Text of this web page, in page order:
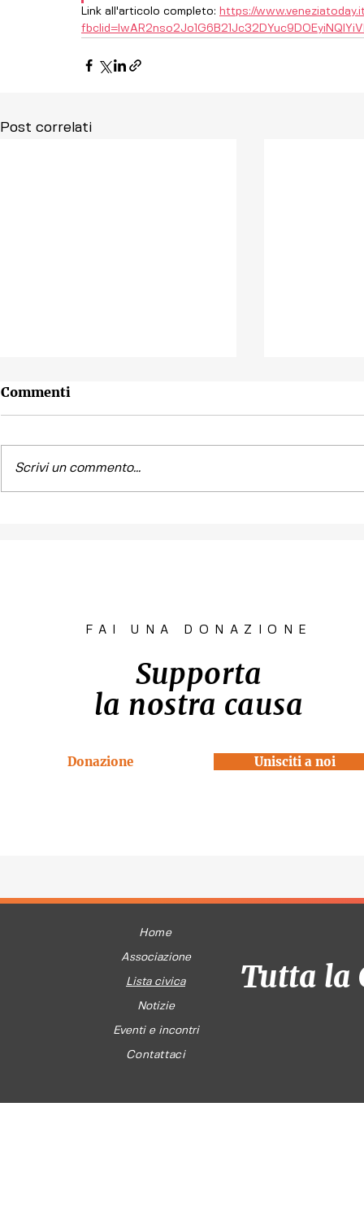
Link all'articolo completo: https://
Post correlati
Commenti
Scrivi un commento...
FAI UNA DONAZIONE
Supporta
la nostra causa
Donazione Unisciti a noi
Home
Associazione
Lista civica
Notizie
Eventi e incontri
Contattaci
Tutta la